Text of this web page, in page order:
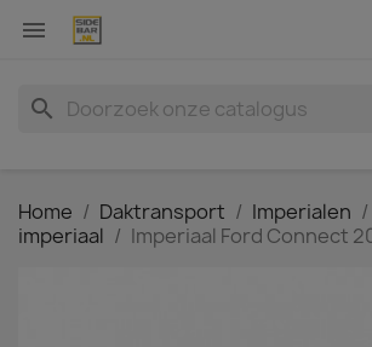

search
Home Daktransport Imperialen
imperiaal
Imperiaal Ford Connect